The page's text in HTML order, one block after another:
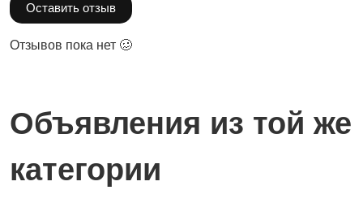
Оставить отзыв
Отзывов пока нет 🥴
Объявления из той же
категории